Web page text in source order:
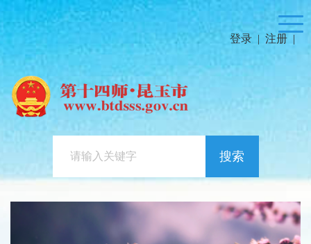
登录 | 注册 |
搜索